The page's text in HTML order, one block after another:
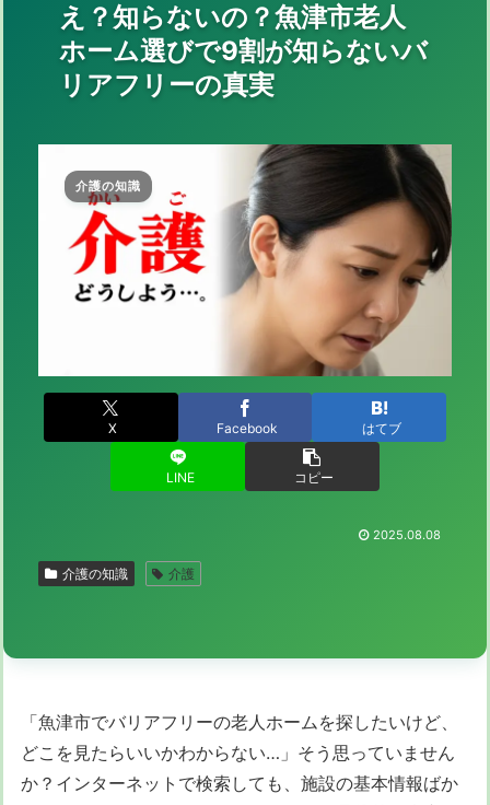
え？知らないの？魚津市老人
ホーム選びで9割が知らないバ
リアフリーの真実
介護の知識
X Facebook はてブ
LINE コピー
2025.08.08
介護の知識 介護
「魚津市でバリアフリーの老人ホームを探したいけど、
どこを見たらいいかわからない…」そう思っていません
か？インターネットで検索しても、施設の基本情報ばか